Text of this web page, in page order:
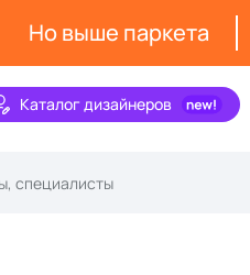
Но выше паркета
Каталог дизайнеров